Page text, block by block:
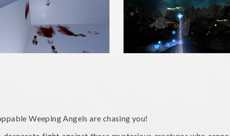
Weeping Angels are chasing you!